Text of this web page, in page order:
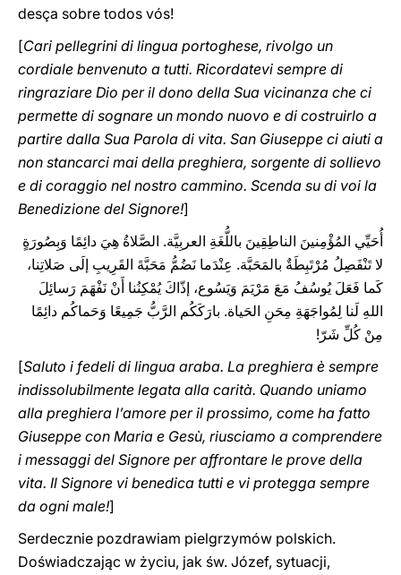
desça sobre todos vós!
[Cari pellegrini di lingua portoghese, rivolgo un
cordiale benvenuto a tutti. Ricordatevi sempre di
ringraziare Dio per il dono della Sua vicinanza che ci
permette di sognare un mondo nuovo e di costruirlo a
partire dalla Sua Parola di vita. San Giuseppe ci aiuti a
non stancarci mai della preghiera, sorgente di sollievo
e di coraggio nel nostro cammino. Scenda su di voi la
Benedizione del Signore!]
أُحَيِّي المُؤْمِنينَ الناطِقِينَ باللُّغَةِ العربِيَّة. الصَّلاةُ هِيَ دائِمًا وَبِصُورَةٍ
لا تَنْفَصِلُ مُرْتَبِطَةٌ بالمَحَبَّة. عِنْدَما نَضُمُّ مَحَبَّةَ القَرِيبِ إلَى صَلاتِنا،
كَما فَعَلَ يُوسُفُ مَعَ مَرْيَمَ وَيَسُوع، إذّاكَ يُمْكِنُنا أَنْ نَفْهَمَ رَسائِلَ
اللهِ لَنا لِمُواجَهَةِ مِحَنِ الحَياة. بارَكَكُم الرَّبُّ جَمِيعًا وَحَماكُم دائِمًا
مِنْ كُلِّ شَرّ!
[Saluto i fedeli di lingua araba. La preghiera è sempre
indissolubilmente legata alla carità. Quando uniamo
alla preghiera l’amore per il prossimo, come ha fatto
Giuseppe con Maria e Gesù, riusciamo a comprendere
i messaggi del Signore per affrontare le prove della
vita. Il Signore vi benedica tutti e vi protegga ‎sempre
da ogni male‎‎‎‏!]
Serdecznie pozdrawiam pielgrzymów polskich.
Doświadczając w życiu, jak św. Józef, sytuacji,